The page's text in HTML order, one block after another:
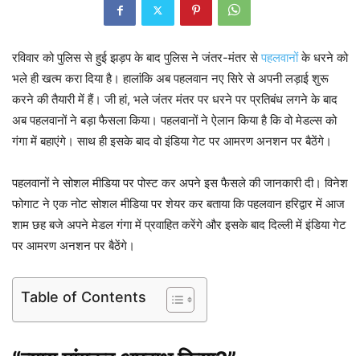
रविवार को पुलिस से हुई झड़प के बाद पुलिस ने जंतर-मंतर सेपहलवानोंके धरने को
भले ही खत्म करा दिया है। हालांकि अब पहलवान नए सिरे से अपनी लड़ाई शुरू
करने की तैयारी में हैं। जी हां, भले जंतर मंतर पर धरने पर प्रतिबंध लगने के बाद
अब पहलवानों ने बड़ा फैसला किया। पहलवानों ने ऐलान किया है कि वो मेडल्स को
गंगा में बहाएंगे। साथ ही इसके बाद वो इंडिया गेट पर आमरण अनशन पर बैठेंगे।
पहलवानों ने सोशल मीडिया पर पोस्ट कर अपने इस फैसले की जानकारी दी। विनेश
फोगाट ने एक नोट सोशल मीडिया पर शेयर कर बताया कि पहलवान हरिद्वार में आज
शाम छह बजे अपने मेडल गंगा में प्रवाहित करेंगे और इसके बाद दिल्ली में इंडिया गेट
पर आमरण अनशन पर बैठेंगे।
Table of Contents